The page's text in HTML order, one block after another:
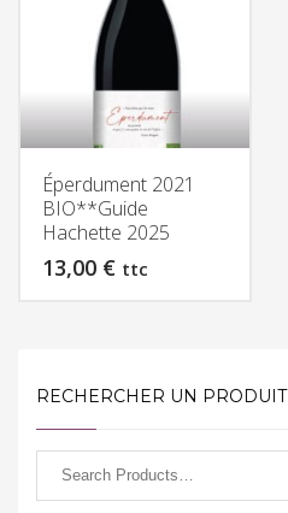
Éperdument 2021
BIO**Guide
Hachette 2025
13,00 € ttc
RECHERCHER UN PRODUIT